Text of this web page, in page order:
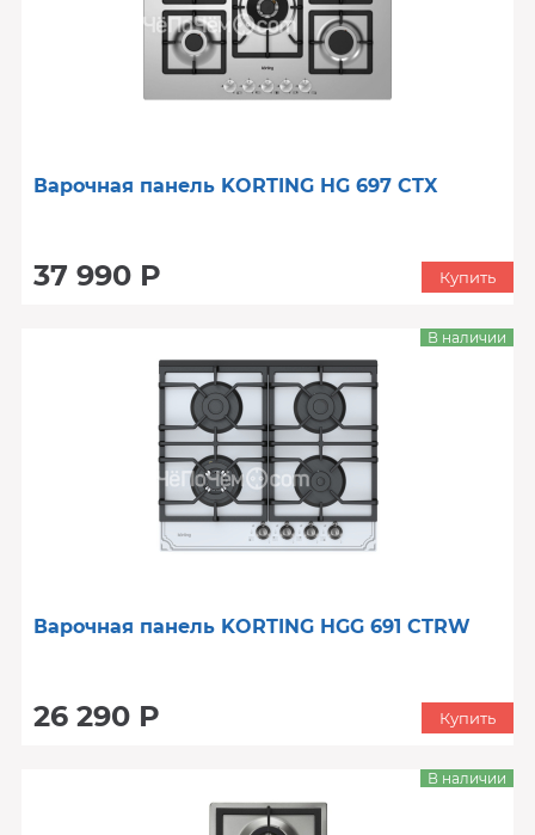
Варочная панель KORTING HG 697 CTX
37 990 Р Купить
Варочная панель KORTING HGG 691 CTRW
26 290 Р
В наличии
Купить
В наличии